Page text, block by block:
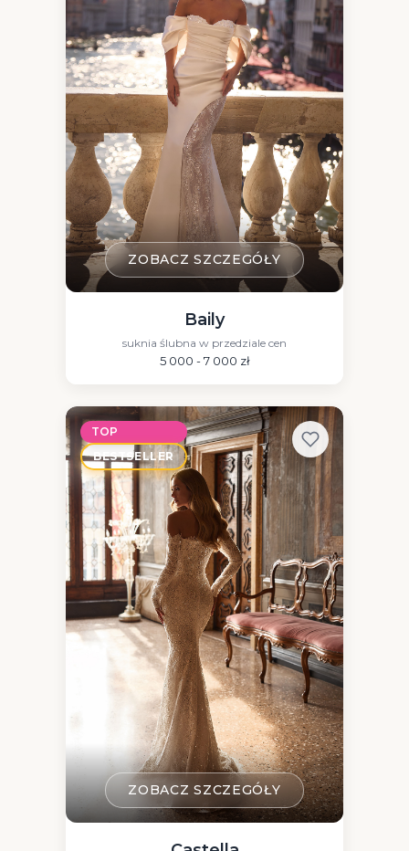
ZOBACZ SZCZEGÓŁY
Baily
suknia ślubna w przedziale cen
5 000 - 7 000 zł
TOP
BESTSELLER
ZOBACZ SZCZEGÓŁY